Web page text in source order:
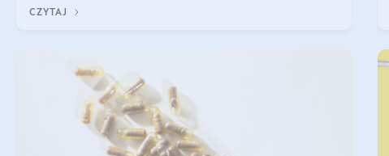
CZYTAJ